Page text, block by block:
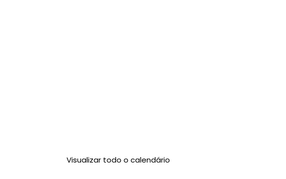
Visualizar todo o calendário